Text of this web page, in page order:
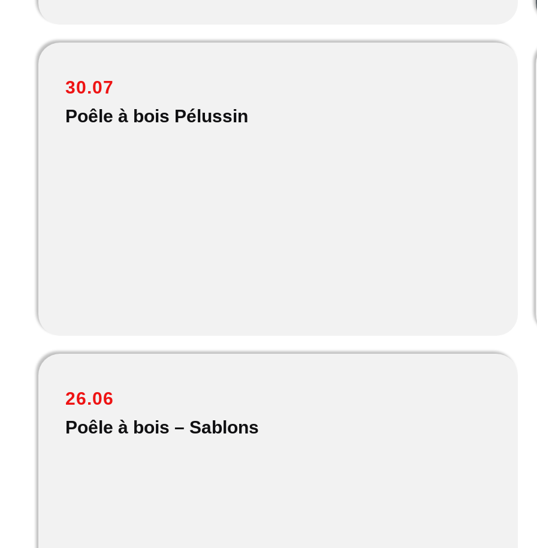
30.07
Poêle à bois Pélussin
26.06
Poêle à bois – Sablons